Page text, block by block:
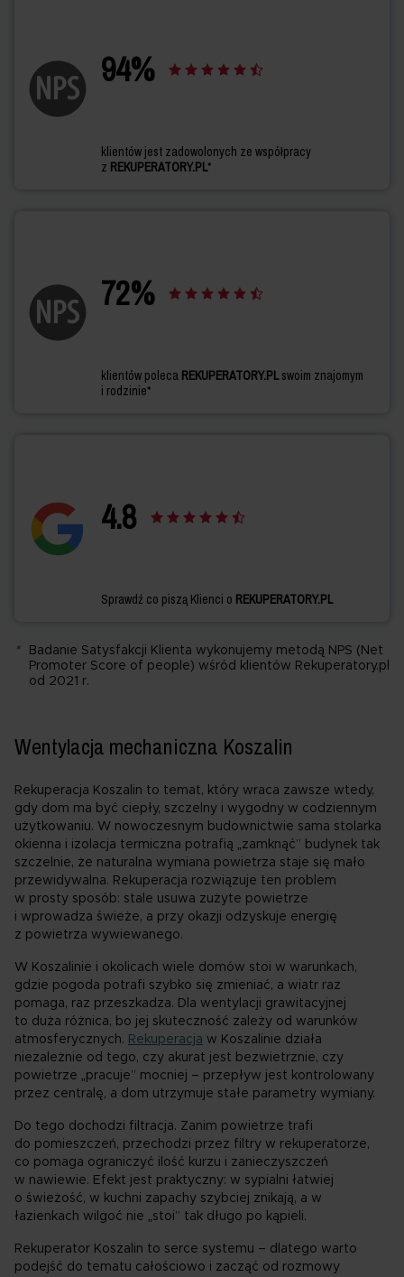
94%
klientów jest zadowolonych ze współpracy
z REKUPERATORY.PL*
72%
klientów poleca REKUPERATORY.PLswoim znajomym
i rodzinie*
4.8
Sprawdź co piszą Klienci o REKUPERATORY.PL
*
Badanie Satysfakcji Klienta wykonujemy metodą NPS (Net
Promoter Score of people) wśród klientów Rekuperatory.pl
od 2021 r.
Wentylacja mechaniczna Koszalin
Rekuperacja Koszalin to temat, który wraca zawsze wtedy,
gdy dom ma być ciepły, szczelny i wygodny w codziennym
użytkowaniu. W nowoczesnym budownictwie sama stolarka
okienna i izolacja termiczna potrafią „zamknąć” budynek tak
szczelnie, że naturalna wymiana powietrza staje się mało
przewidywalna. Rekuperacja rozwiązuje ten problem
w prosty sposób: stale usuwa zużyte powietrze
i wprowadza świeże, a przy okazji odzyskuje energię
z powietrza wywiewanego.
W Koszalinie i okolicach wiele domów stoi w warunkach,
gdzie pogoda potrafi szybko się zmieniać, a wiatr raz
pomaga, raz przeszkadza. Dla wentylacji grawitacyjnej
to duża różnica, bo jej skuteczność zależy od warunków
atmosferycznych. Rekuperacja w Koszalinie działa
niezależnie od tego, czy akurat jest bezwietrznie, czy
powietrze „pracuje” mocniej – przepływ jest kontrolowany
przez centralę, a dom utrzymuje stałe parametry wymiany.
Do tego dochodzi filtracja. Zanim powietrze trafi
do pomieszczeń, przechodzi przez filtry w rekuperatorze,
co pomaga ograniczyć ilość kurzu i zanieczyszczeń
w nawiewie. Efekt jest praktyczny: w sypialni łatwiej
o świeżość, w kuchni zapachy szybciej znikają, a w
łazienkach wilgoć nie „stoi” tak długo po kąpieli.
Rekuperator Koszalin to serce systemu – dlatego warto
podejść do tematu całościowo i zacząć od rozmowy